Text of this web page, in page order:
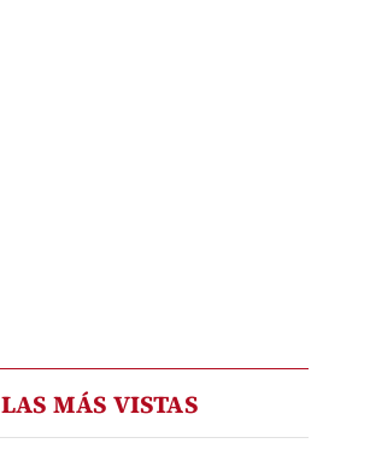
LAS MÁS VISTAS